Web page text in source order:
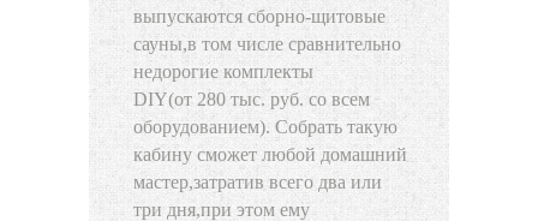
выпускаются сборно-щитовые
сауны,в том числе сравнительно
недорогие комплекты
DIY(от 280 тыс. руб. со всем
оборудованием). Собрать такую
кабину сможет любой домашний
мастер,затратив всего два или
три дня,при этом ему